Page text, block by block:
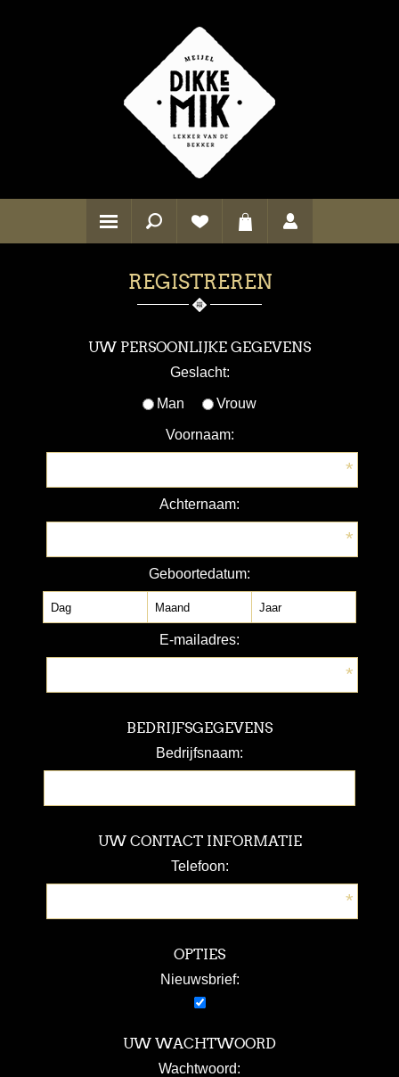
REGISTREREN
UW PERSOONLIJKE GEGEVENS
Geslacht:
Man Vrouw
Voornaam:
*
Achternaam:
*
Geboortedatum:
E-mailadres:
*
BEDRIJFSGEGEVENS
Bedrijfsnaam:
UW CONTACT INFORMATIE
Telefoon:
*
OPTIES
Nieuwsbrief:
UW WACHTWOORD
Wachtwoord: